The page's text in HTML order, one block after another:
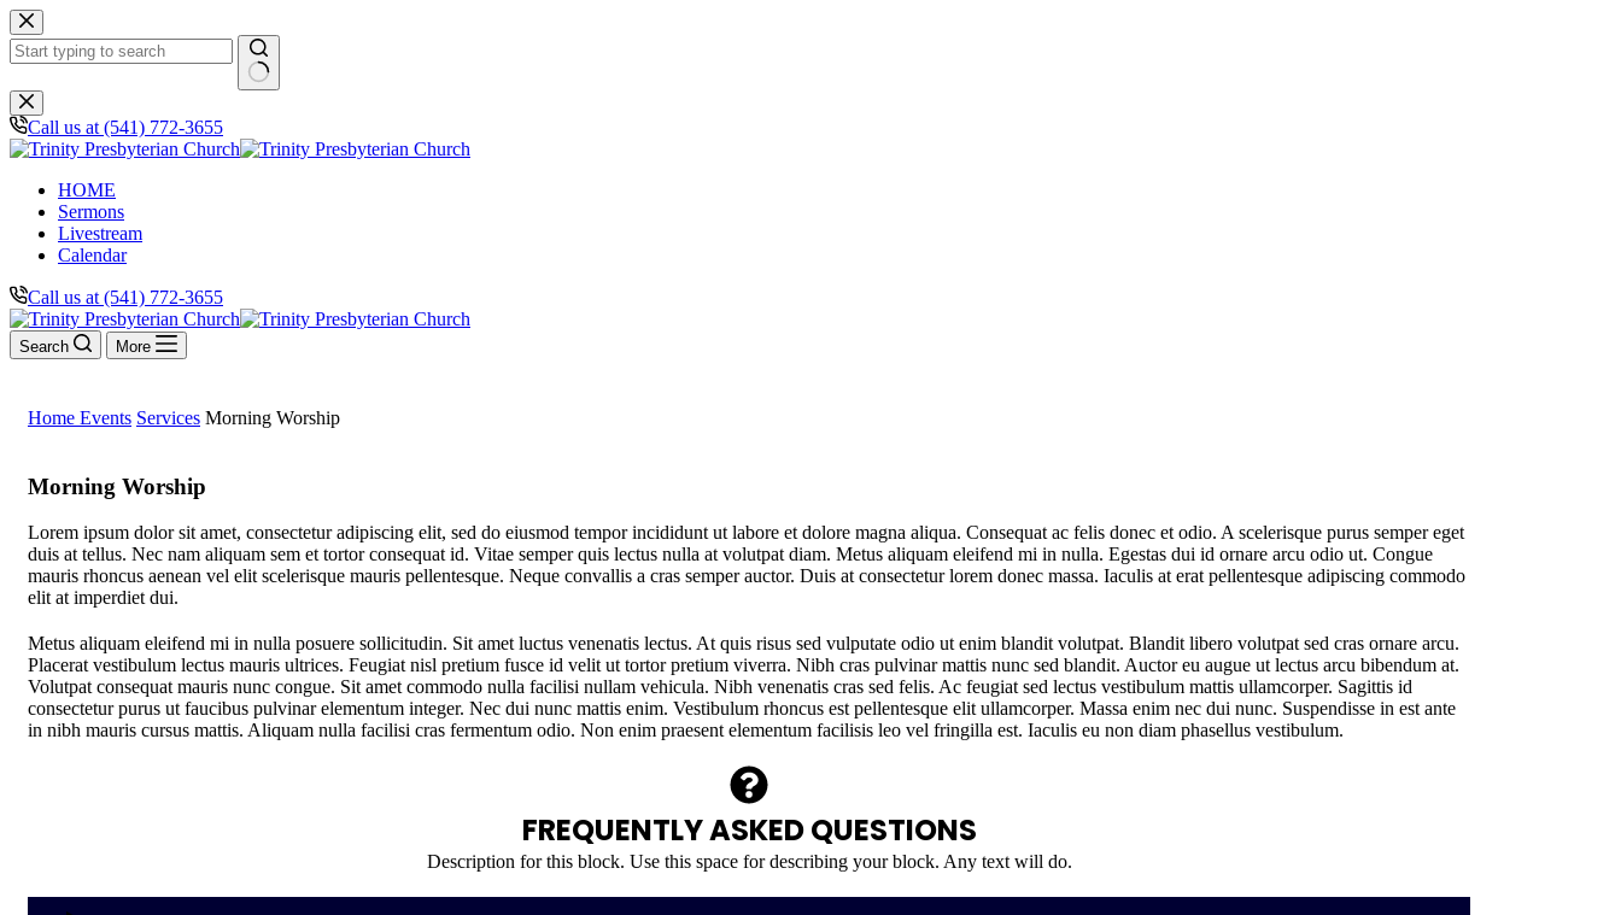
Skip
to
content
No
results
Call us at (541) 772-3655
HOME
Sermons
Livestream
Calendar
Call us at (541) 772-3655
Search More
Home Events Services Morning Worship
Morning Worship
Lorem ipsum dolor sit amet, consectetur adipiscing elit, sed do eiusmod tempor incididunt ut labore et dolore magna aliqua. Consequat ac felis donec et odio. A scelerisque purus semper eget
duis at tellus. Nec nam aliquam sem et tortor consequat id. Vitae semper quis lectus nulla at volutpat diam. Metus aliquam eleifend mi in nulla. Egestas dui id ornare arcu odio ut. Congue
mauris rhoncus aenean vel elit scelerisque mauris pellentesque. Neque convallis a cras semper auctor. Duis at consectetur lorem donec massa. Iaculis at erat pellentesque adipiscing commodo
elit at imperdiet dui.
Metus aliquam eleifend mi in nulla posuere sollicitudin. Sit amet luctus venenatis lectus. At quis risus sed vulputate odio ut enim blandit volutpat. Blandit libero volutpat sed cras ornare arcu.
Placerat vestibulum lectus mauris ultrices. Feugiat nisl pretium fusce id velit ut tortor pretium viverra. Nibh cras pulvinar mattis nunc sed blandit. Auctor eu augue ut lectus arcu bibendum at.
Volutpat consequat mauris nunc congue. Sit amet commodo nulla facilisi nullam vehicula. Nibh venenatis cras sed felis. Ac feugiat sed lectus vestibulum mattis ullamcorper. Sagittis id
consectetur purus ut faucibus pulvinar elementum integer. Nec dui nunc mattis enim. Vestibulum rhoncus est pellentesque elit ullamcorper. Massa enim nec dui nunc. Suspendisse in est ante
in nibh mauris cursus mattis. Aliquam nulla facilisi cras fermentum odio. Non enim praesent elementum facilisis leo vel fringilla est. Iaculis eu non diam phasellus vestibulum.
FREQUENTLY ASKED QUESTIONS
Description for this block. Use this space for describing your block. Any text will do.